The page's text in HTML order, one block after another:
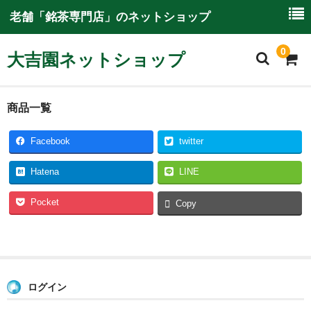
老舗「銘茶専門店」のネットショップ
大吉園ネットショップ 0
ホーム
大吉園ネットショップについて
ご利用ガイド
特別商取引に関する情報
商品一覧
Facebook twitter
Hatena LINE
Pocket Copy
ログイン